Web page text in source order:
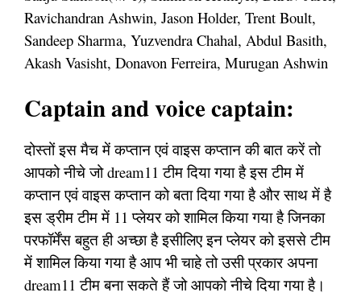
Ravichandran Ashwin, Jason Holder, Trent Boult,
Sandeep Sharma, Yuzvendra Chahal, Abdul Basith,
Akash Vasisht, Donavon Ferreira, Murugan Ashwin
Captain and voice captain:
दोस्तों इस मैच में कप्तान एवं वाइस कप्तान की बात करें तो
आपको नीचे जो dream11 टीम दिया गया है इस टीम में
कप्तान एवं वाइस कप्तान को बता दिया गया है और साथ में है
इस ड्रीम टीम में 11 प्लेयर को शामिल किया गया है जिनका
परफॉर्मेंस बहुत ही अच्छा है इसीलिए इन प्लेयर को इससे टीम
में शामिल किया गया है आप भी चाहे तो उसी प्रकार अपना
dream11 टीम बना सकते हैं जो आपको नीचे दिया गया है।